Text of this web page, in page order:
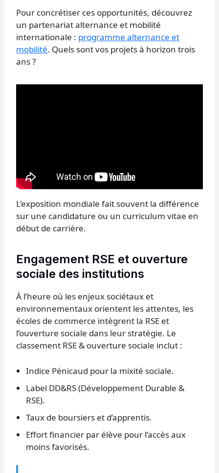
Pour concrétiser ces opportunités, découvrez
un partenariat alternance et mobilité
internationale : programme alternance et
mobilité. Quels sont vos projets à horizon trois
ans ?
L’exposition mondiale fait souvent la différence
sur une candidature ou un curriculum vitae en
début de carrière.
Engagement RSE et ouverture
sociale des institutions
À l’heure où les enjeux sociétaux et
environnementaux orientent les attentes, les
écoles de commerce intègrent la RSE et
l’ouverture sociale dans leur stratégie. Le
classement RSE & ouverture sociale inclut :
Indice Pénicaud pour la mixité sociale.
Label DD&RS (Développement Durable &
RSE).
Taux de boursiers et d’apprentis.
Effort financier par élève pour l’accès aux
moins favorisés.